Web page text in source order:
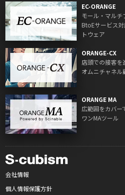
EC-ORANGE
モール・マルチ
BtoEサービス
トウェア
ORANGE-CX
店頭での接客を
オムニチャネル
ORANGE MA
広範囲をカバー
ワンMAツール
会社情報
個人情報保護方針